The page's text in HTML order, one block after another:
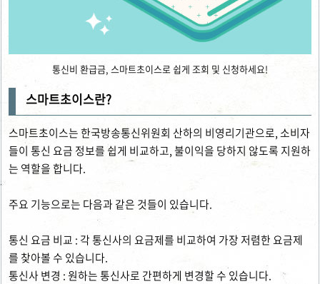
통신비 환급금, 스마트초이스로 쉽게 조회 및 신청하세요!
스마트초이스란?
스마트초이스는 한국방송통신위원회 산하의 비영리기관으로, 소비자
들이 통신 요금 정보를 쉽게 비교하고, 불이익을 당하지 않도록 지원하
는 역할을 합니다.
주요 기능으로는 다음과 같은 것들이 있습니다.
통신 요금 비교 : 각 통신사의 요금제를 비교하여 가장 저렴한 요금제
를 찾아볼 수 있습니다.
통신사 변경 : 원하는 통신사로 간편하게 변경할 수 있습니다.